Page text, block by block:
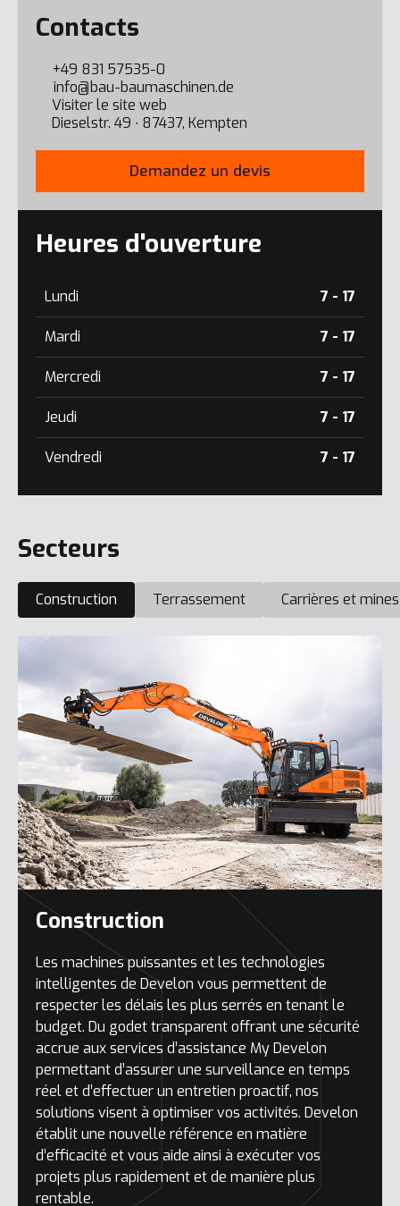
Error here
Contacts
+49 831 57535-0
info@bau-baumaschinen.de
Visiter le site web
Dieselstr. 49 ∙ 87437, Kempten
Demandez un devis
Heures d'ouverture
Lundi 7 - 17
Mardi 7 - 17
Mercredi 7 - 17
Jeudi 7 - 17
Vendredi 7 - 17
Secteurs
Construction Terrassement Carrières et mines
Construction
Les machines puissantes et les technologies
intelligentes de Develon vous permettent de
respecter les délais les plus serrés en tenant le
budget. Du godet transparent offrant une sécurité
accrue aux services d’assistance My Develon
permettant d’assurer une surveillance en temps
réel et d’effectuer un entretien proactif, nos
solutions visent à optimiser vos activités. Develon
établit une nouvelle référence en matière
d’efficacité et vous aide ainsi à exécuter vos
projets plus rapidement et de manière plus
rentable.